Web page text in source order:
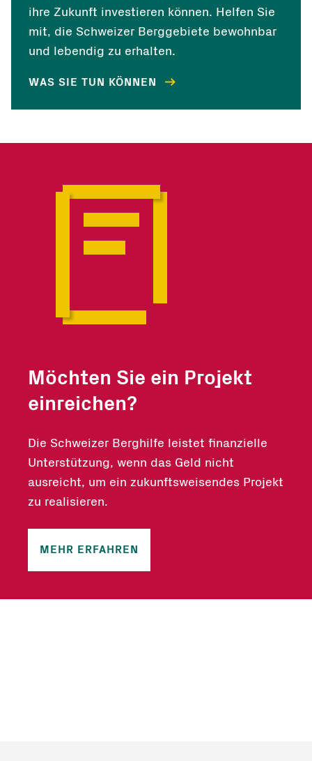
ihre Zukunft investieren können. Helfen Sie
mit, die Schweizer Berggebiete bewohnbar
und lebendig zu erhalten.
WAS SIE TUN KÖNNEN
Möchten Sie ein Projekt
einreichen?
Die Schweizer Berghilfe leistet finanzielle
Unterstützung, wenn das Geld nicht
ausreicht, um ein zukunftsweisendes Projekt
zu realisieren.
MEHR ERFAHREN